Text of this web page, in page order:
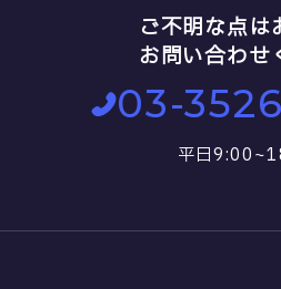
ご不明な点は
お問い合わせ
03-
平日